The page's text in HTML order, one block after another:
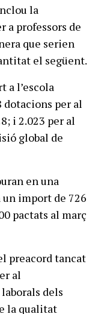
la
a professors de
que serien
el següent.
a l’escola
per al
i 2.023 per al
global de
en una
un import de 726
pactats al març
preacord tancat
al
dels
la qualitat